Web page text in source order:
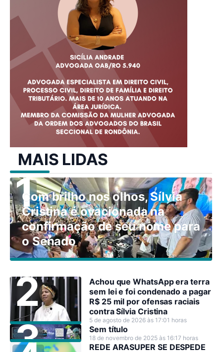
MAIS LIDAS
Com brilho nos olhos, Sílvia
Cristina é ovacionada na
confirmação de seu nome para
o Senado
Achou que WhatsApp era terra
sem lei e foi condenado a pagar
R$ 25 mil por ofensas raciais
contra Sílvia Cristina
5 de agosto de 2026 às 17:01 horas
Sem título
18 de novembro de 2025 às 16:17 horas
REDE ARASUPER SE DESPEDE